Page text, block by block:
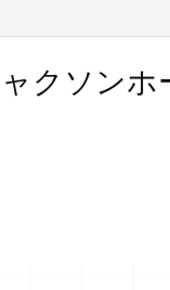
クソンホ